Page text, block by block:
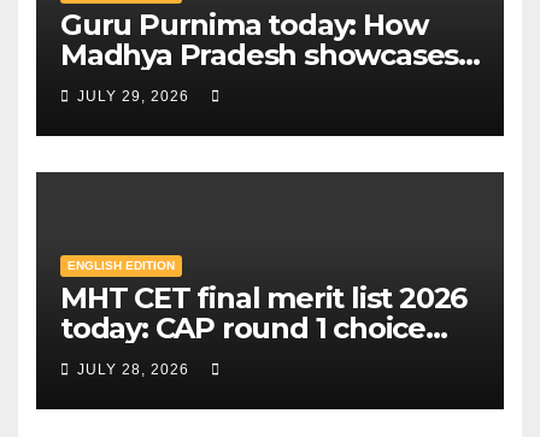
Guru Purnima today: How
Madhya Pradesh showcases
Sandipani schools as new
education model | Mint
JULY 29, 2026
ENGLISH EDITION
MHT CET final merit list 2026
today: CAP round 1 choice
filling starts, here's what
candidates should know |
Mint
JULY 28, 2026